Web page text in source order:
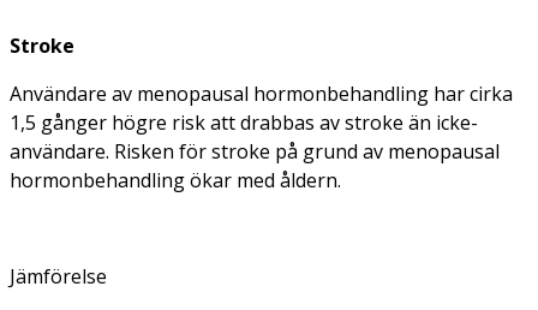
Stroke
Användare av menopausal hormonbehandling har cirka
1,5 gånger högre risk att drabbas av stroke än icke-
användare. Risken för stroke på grund av menopausal
hormonbehandling ökar med åldern.
Jämförelse